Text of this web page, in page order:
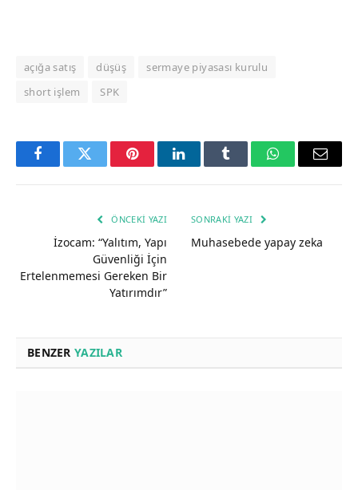
açığa satış düşüş
sermaye piyasası kurulu
short işlem
SPK
FacebookTwitter PinterestLinkedInTumblr WhatsAppEmail
ÖNCEKI YAZI
İzocam: “Yalıtım, Yapı
Güvenliği İçin
Ertelenmemesi Gereken Bir
Yatırımdır”
SONRAKI YAZI
Muhasebede yapay zeka
BENZER YAZILAR